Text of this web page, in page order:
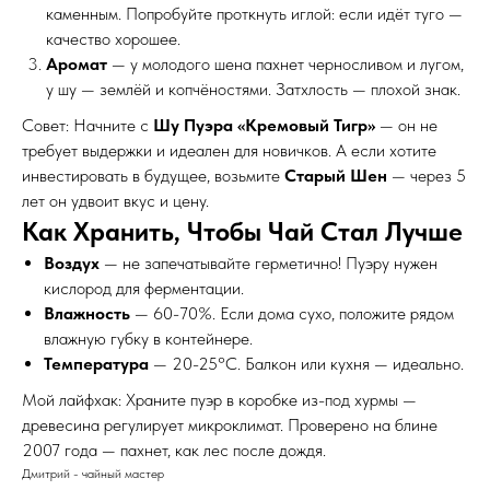
каменным. Попробуйте проткнуть иглой: если идёт туго —
качество хорошее.
Аромат — у молодого шена пахнет черносливом и лугом,
у шу — землёй и копчёностями. Затхлость — плохой знак.
Совет: Начните с Шу Пуэра «Кремовый Тигр» — он не
требует выдержки и идеален для новичков. А если хотите
инвестировать в будущее, возьмите Старый Шен — через 5
лет он удвоит вкус и цену.
Как Хранить, Чтобы Чай Стал Лучше
Воздух — не запечатывайте герметично! Пуэру нужен
кислород для ферментации.
Влажность — 60-70%. Если дома сухо, положите рядом
влажную губку в контейнере.
Температура — 20-25°C. Балкон или кухня — идеально.
Мой лайфхак: Храните пуэр в коробке из-под хурмы —
древесина регулирует микроклимат. Проверено на блине
2007 года — пахнет, как лес после дождя.
Дмитрий - чайный мастер